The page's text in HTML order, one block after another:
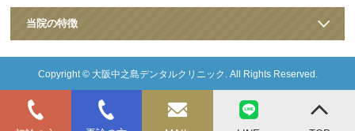
当院の特徴
Copyright © 大阪中之島デンタルクリニック . All Rights Reserved.